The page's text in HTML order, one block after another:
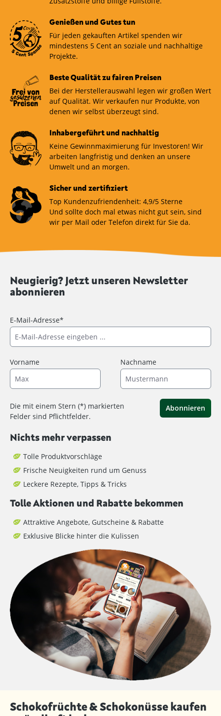
Genießen und Gutes tun
Für jeden gekauften Artikel spenden wir
mindestens 5 Cent an soziale und nachhaltige
Projekte.
Beste Qualität zu fairen Preisen
Bei der Herstellerauswahl legen wir großen Wert
auf Qualität. Wir verkaufen nur Produkte, von
denen wir selbst überzeugt sind.
Inhabergeführt und nachhaltig
Keine Gewinnmaximierung für Investoren! Wir
arbeiten langfristig und denken an unsere
Umwelt und an morgen.
Sicher und zertifiziert
Top Kundenzufriendenheit: 4,9/5 Sterne
Und sollte doch mal etwas nicht gut sein, sind
wir per Mail oder Telefon direkt für Sie da.
Neugierig? Jetzt unseren Newsletter
abonnieren
E-Mail-Adresse*
Vorname Nachname
Die mit einem Stern (*) markierten
Felder sind Pflichtfelder.
Abonnieren
Nichts mehr verpassen
Tolle Produktvorschläge
Frische Neuigkeiten rund um Genuss
Leckere Rezepte, Tipps & Tricks
Tolle Aktionen und Rabatte bekommen
Attraktive Angebote, Gutscheine & Rabatte
Exklusive Blicke hinter die Kulissen
Schokofrüchte & Schokonüsse kaufen